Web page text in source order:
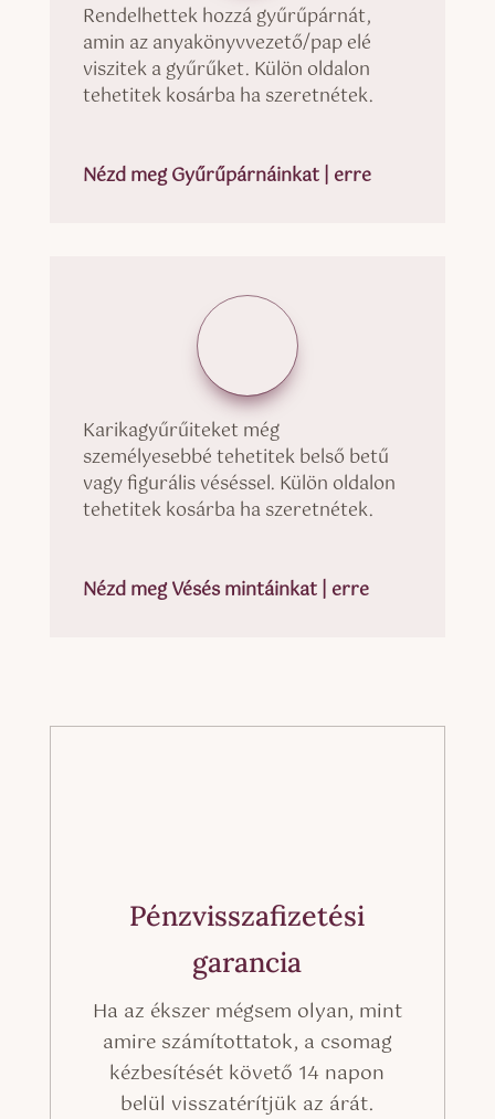
Rendelhettek hozzá gyűrűpárnát,
amin az anyakönyvvezető/pap elé
viszitek a gyűrűket. Külön oldalon
tehetitek kosárba ha szeretnétek.
Nézd meg Gyűrűpárnáinkat | erre
Karikagyűrűiteket még
személyesebbé tehetitek belső betű
vagy figurális véséssel. Külön oldalon
tehetitek kosárba ha szeretnétek.
Nézd meg Vésés mintáinkat | erre
Pénzvisszafizetési
garancia
Ha az ékszer mégsem olyan, mint
amire számítottatok, a csomag
kézbesítését követő 14 napon
belül visszatérítjük az árát.